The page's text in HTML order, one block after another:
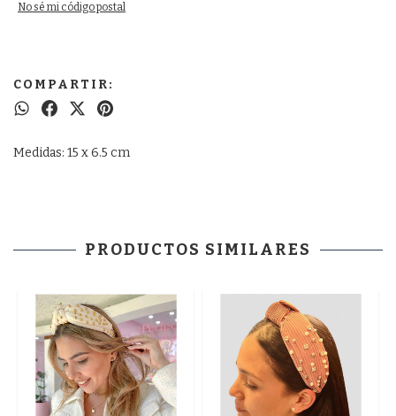
No sé mi código postal
COMPARTIR:
Medidas: 15 x 6.5 cm
PRODUCTOS SIMILARES